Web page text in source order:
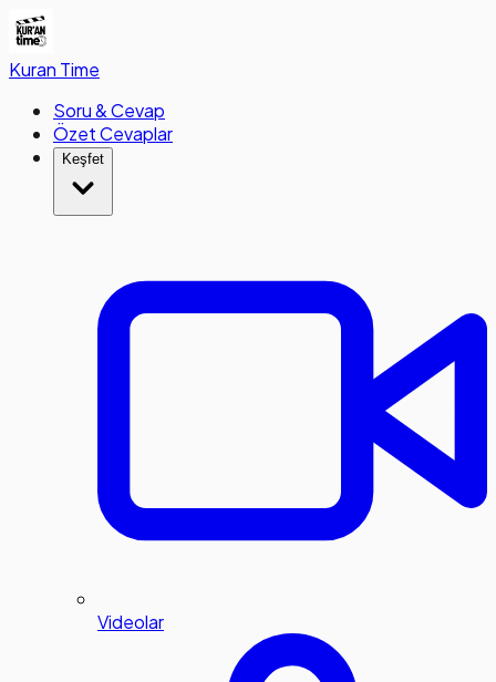
Kuran Time
Soru & Cevap
Özet Cevaplar
Keşfet
Videolar